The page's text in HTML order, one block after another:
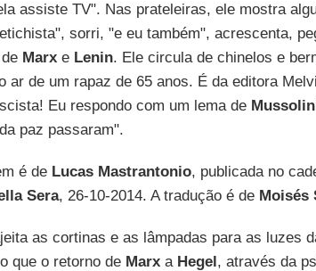
assiste TV". Nas prateleiras, ele mostra
sorri, "e eu também", acrescenta,
Marxe Lenin. Ele circula de chinelos e
ar de um rapaz de 65 anos. É da editora
Eu respondo com um lema de
paz passaram".
é de Lucas Mastrantonio, publicada no
Sera, 26-10-2014. A tradução é de Moisés
as cortinas e as lâmpadas para as luzes
que o retorno de Marxa Hegel, através da